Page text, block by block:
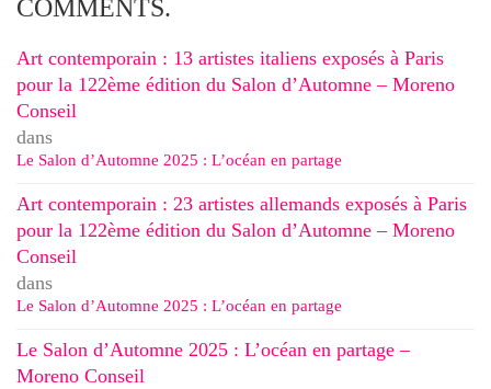
COMMENTS.
Art contemporain : 13 artistes italiens exposés à Paris
pour la 122ème édition du Salon d’Automne – Moreno
Conseil
dans
Le Salon d’Automne 2025 : L’océan en partage
Art contemporain : 23 artistes allemands exposés à Paris
pour la 122ème édition du Salon d’Automne – Moreno
Conseil
dans
Le Salon d’Automne 2025 : L’océan en partage
Le Salon d’Automne 2025 : L’océan en partage –
Moreno Conseil